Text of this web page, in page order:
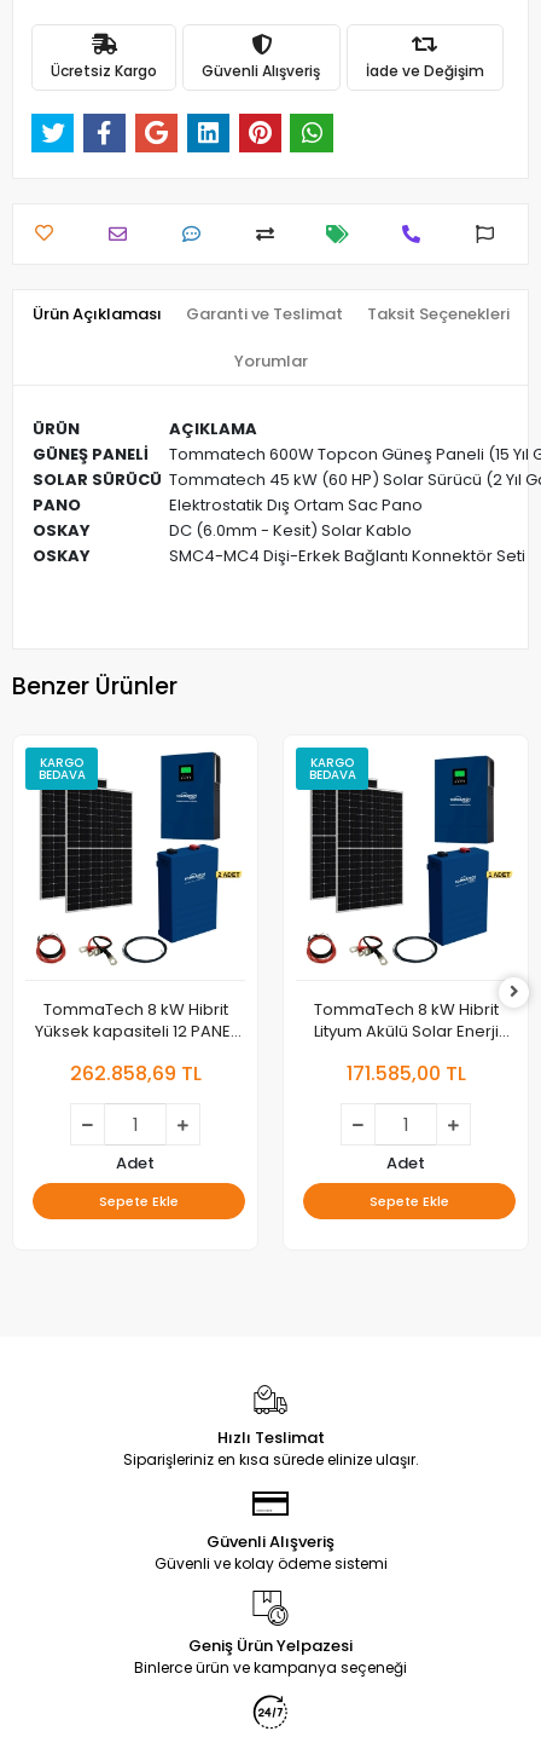
Ücretsiz Kargo Güvenli Alışveriş İade ve Değişim
Ürün Açıklaması Garanti ve Teslimat Taksit Seçenekleri
Yorumlar
ÜRÜN
AÇIKLAMA
GÜNEŞ PANELİ
Tommatech 600W Topcon Güneş Paneli (15 Yıl
SOLAR SÜRÜCÜ Tommatech 45 kW (60 HP) Solar Sürücü (2 Yıl
PANO
Elektrostatik Dış Ortam Sac Pano
OSKAY
DC (6.0mm - Kesit) Solar Kablo
OSKAY
SMC4-MC4 Dişi-Erkek Bağlantı Konnektör Seti
Benzer Ürünler
KARGO
BEDAVA
TommaTech 8 kW Hibrit
Yüksek kapasiteli 12 PANEL
Paketi - II
262.858,69 TL
Adet
Sepete Ekle
KARGO
BEDAVA
TommaTech 8 kW Hibrit
Lityum Akülü Solar Enerji
171.585,00 TL
Adet
Sepete Ekle
Hızlı Teslimat
Siparişleriniz en kısa sürede elinize ulaşır.
Güvenli Alışveriş
Güvenli ve kolay ödeme sistemi
Geniş Ürün Yelpazesi
Binlerce ürün ve kampanya seçeneği